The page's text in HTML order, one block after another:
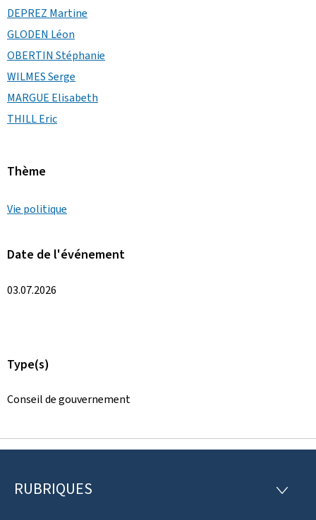
DEPREZ Martine
GLODEN Léon
OBERTIN Stéphanie
WILMES Serge
MARGUE Elisabeth
THILL Eric
Thème
Vie politique
Date de l'événement
03.07.2026
Type(s)
Conseil de gouvernement
P
RUBRIQUES
R